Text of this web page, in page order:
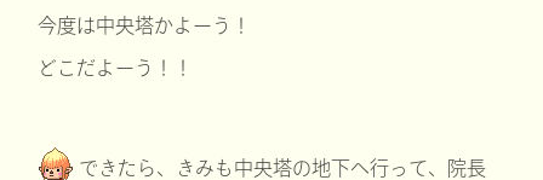
今度は中央塔かよーう！
どこだよーう！！
できたら、きみも中央塔の地下へ行って、院長